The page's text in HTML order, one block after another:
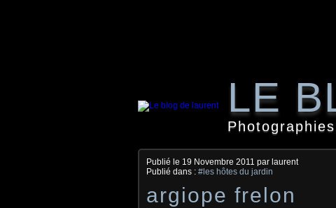
LE
Publié le 19 Novembre 2011 par laurent
Publié dans : #les hôtes du jardin
argiope frelon